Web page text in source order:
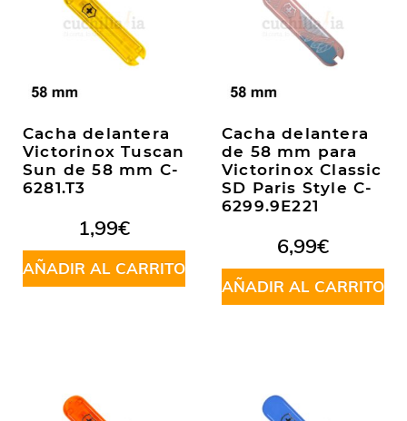
Cacha delantera
Victorinox Tuscan
Sun de 58 mm C-
6281.T3
1,99€
AÑADIR AL CARRITO
Cacha delantera
de 58 mm para
Victorinox Classic
SD Paris Style C-
6299.9E221
6,99€
AÑADIR AL CARRITO